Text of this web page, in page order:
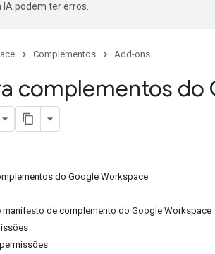
podem ter erros.
Complementos Add-ons
complementos do
do Google Workspace
manifesto de complemento do Google Workspace